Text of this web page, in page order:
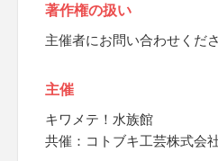
著作権の扱い
主催者にお問い合わせくだ
主催
キワメテ！水族館
共催：コトブキ工芸株式会